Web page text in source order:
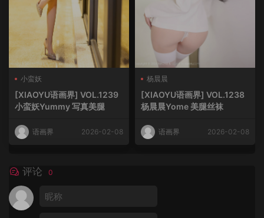
小蛮妖
[XIAOYU语画界] VOL.1239
小蛮妖Yummy 写真美腿
语画界 2026-02-08
杨晨晨
[XIAOYU语画界] VOL.1238
杨晨晨Yome 美腿丝袜
语画界 2026-02-08
评论 0